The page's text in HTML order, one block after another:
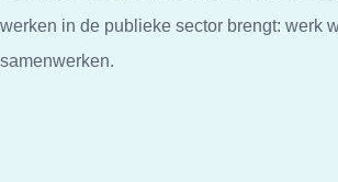
werken in de publieke sector brengt: werk
samenwerken.